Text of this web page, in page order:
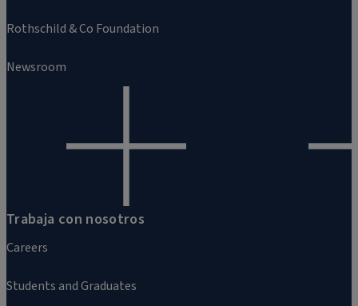
Rothschild & Co Foundation
Newsroom
Trabaja con nosotros
Careers
Students and Graduates